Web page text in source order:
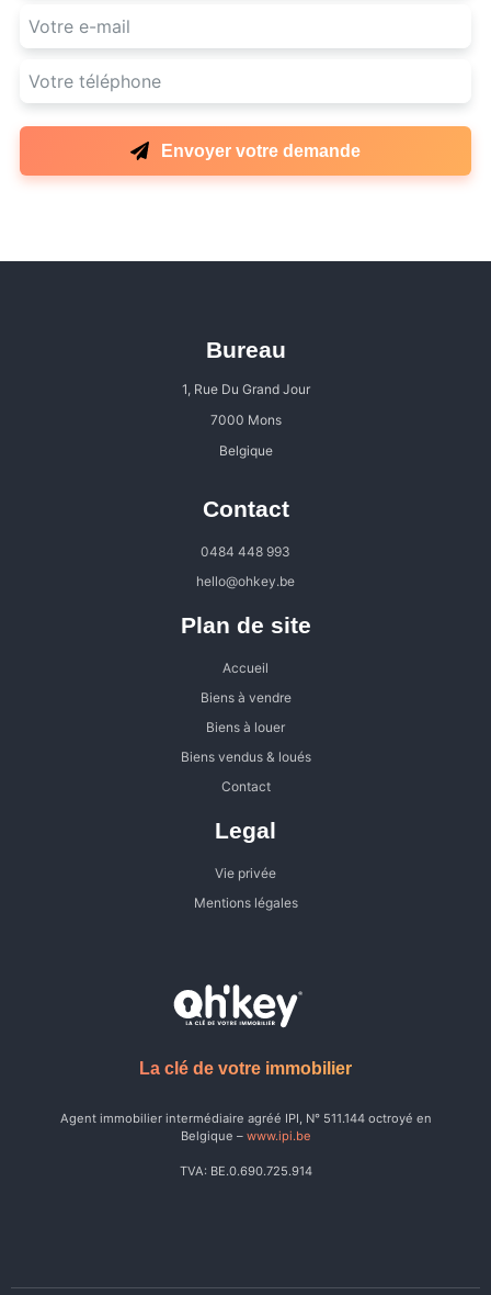
Envoyer votre demande
Bureau
1, Rue Du Grand Jour
7000 Mons
Belgique
Contact
0484 448 993
hello@ohkey.be
Plan de site
Accueil
Biens à vendre
Biens à louer
Biens vendus & loués
Contact
Legal
Vie privée
Mentions légales
La clé de votre immobilier
Agent immobilier intermédiaire agréé IPI, N° 511.144 octroyé en
Belgique – www.ipi.be
TVA: BE.0.690.725.914